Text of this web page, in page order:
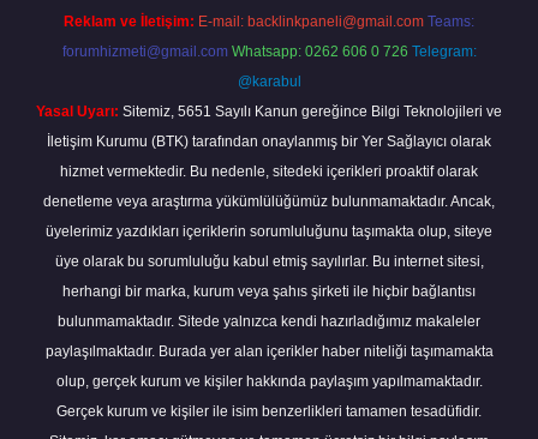
Reklam ve İletişim: E-mail: backlinkpaneli@gmail.com Teams:
forumhizmeti@gmail.com Whatsapp: 0262 606 0 726 Telegram:
@karabul
Yasal Uyarı: Sitemiz, 5651 Sayılı Kanun gereğince Bilgi Teknolojileri ve
İletişim Kurumu (BTK) tarafından onaylanmış bir Yer Sağlayıcı olarak
hizmet vermektedir. Bu nedenle, sitedeki içerikleri proaktif olarak
denetleme veya araştırma yükümlülüğümüz bulunmamaktadır. Ancak,
üyelerimiz yazdıkları içeriklerin sorumluluğunu taşımakta olup, siteye
üye olarak bu sorumluluğu kabul etmiş sayılırlar. Bu internet sitesi,
herhangi bir marka, kurum veya şahıs şirketi ile hiçbir bağlantısı
bulunmamaktadır. Sitede yalnızca kendi hazırladığımız makaleler
paylaşılmaktadır. Burada yer alan içerikler haber niteliği taşımamakta
olup, gerçek kurum ve kişiler hakkında paylaşım yapılmamaktadır.
Gerçek kurum ve kişiler ile isim benzerlikleri tamamen tesadüfidir.